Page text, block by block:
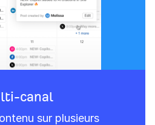
canal
sur plusieurs